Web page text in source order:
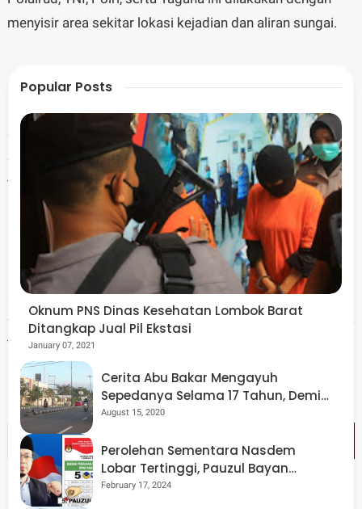
menyisir area sekitar lokasi kejadian dan aliran sungai.
Berdasarkan laporan di lapangan, jasad korban
ditemukan mengapung sekitar 300 meter dari pinggir
dam. Tim gabungan langsung melakukan evakuasi
terhadap jenazah korban untuk dibawa ke rumah duka.
"Korban atas nama Weli, umur 66 tahun, ditemukan
sekitar 300 meter dari lokasi awal kejadian (pinggir dam)
dalam keadaan meninggal dunia," ujar salah satu anggota
tim di lokasi kejadian.
Penemuan ini mengakhiri proses pencarian yang telah
Popular Posts
Oknum PNS Dinas Kesehatan Lombok Barat
Ditangkap Jual Pil Ekstasi
January 07, 2021
Cerita Abu Bakar Mengayuh
Sepedanya Selama 17 Tahun, Demi
Menggelorakan Kemerdekaan
August 15, 2020
Perolehan Sementara Nasdem
Lobar Tertinggi, Pauzul Bayan
Berpeluang “Rebut” Kursi Dapil 3
February 17, 2024